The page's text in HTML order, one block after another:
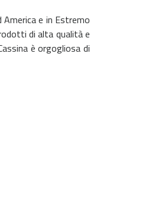
e in Estremo
di alta qualità e
è orgogliosa di